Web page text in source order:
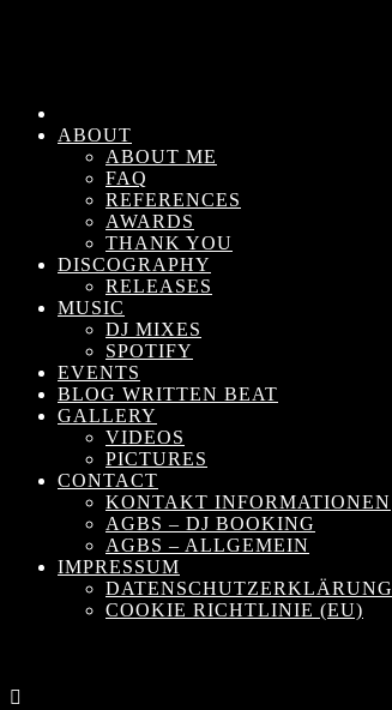
ABOUT
ABOUT ME
FAQ
REFERENCES
AWARDS
THANK YOU
DISCOGRAPHY
RELEASES
MUSIC
DJ MIXES
SPOTIFY
EVENTS
BLOG WRITTEN BEAT
GALLERY
VIDEOS
PICTURES
CONTACT
KONTAKT INFORMATIONEN
AGBS – DJ BOOKING
AGBS – ALLGEMEIN
IMPRESSUM
DATENSCHUTZERKLÄRUNG
COOKIE RICHTLINIE (EU)